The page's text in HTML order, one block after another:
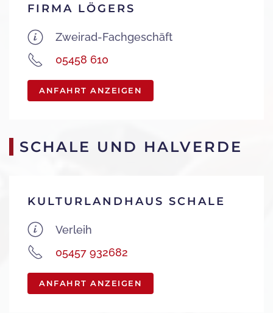
FIRMA LÖGERS
Zweirad-Fachgeschäft
05458 610
ANFAHRT ANZEIGEN
SCHALE UND HALVERDE
KULTURLANDHAUS SCHALE
Verleih
05457 932682
ANFAHRT ANZEIGEN